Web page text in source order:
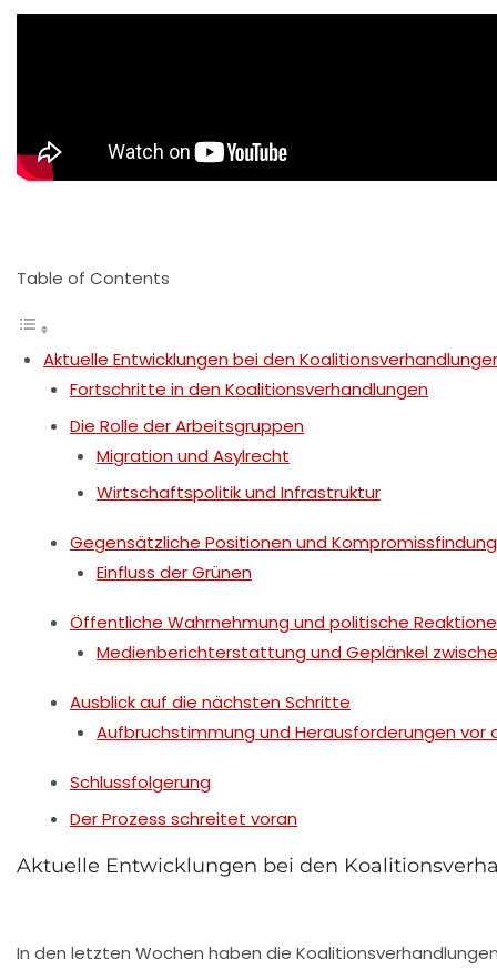
Table of Contents
Aktuelle Entwicklungen bei den
Fortschritte in den Koalitionsverhandlungen
Die Rolle der Arbeitsgruppen
Migration und Asylrecht
Wirtschaftspolitik und Infrastruktur
Gegensätzliche Positionen und Kompromissfindung
Einfluss der Grünen
Öffentliche Wahrnehmung und politische
Medienberichterstattung und Geplänkel
Ausblick auf die nächsten Schritte
Aufbruchstimmung und Herausforderungen vor
Schlussfolgerung
Der Prozess schreitet voran
Aktuelle Entwicklungen bei den
In den letzten Wochen haben die